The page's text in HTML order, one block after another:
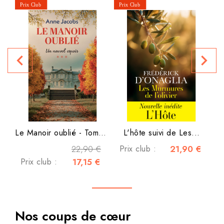
Le Manoir oublié - Tome 3 -...
22,90 €
Prix club : 17,15 €
L'hôte suivi de Les...
Prix club :
21,90 €
navigate_before navigate_next
Nos coups de cœur